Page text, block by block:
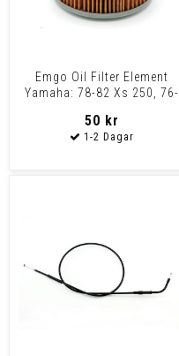
Emgo Oil Filter Element
Yamaha: 78-82 Xs 250, 76-
50 kr